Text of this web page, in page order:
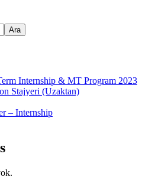
Ara
Internship & MT Program 2023
Stajyeri (Uzaktan)
– Internship